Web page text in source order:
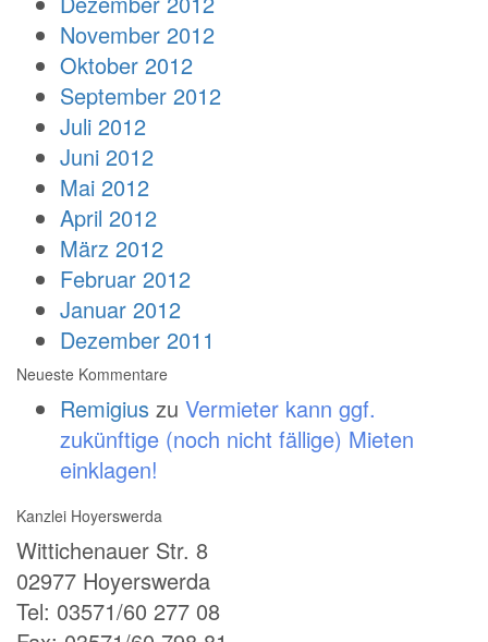
November 2012
Oktober 2012
September 2012
Juli 2012
Juni 2012
Mai 2012
April 2012
März 2012
Februar 2012
Januar 2012
Dezember 2011
Neueste Kommentare
Remigius zu Vermieter kann ggf.
zukünftige (noch nicht fällige) Mieten
einklagen!
Kanzlei Hoyerswerda
Wittichenauer Str. 8
02977 Hoyerswerda
Tel: 03571/60 277 08